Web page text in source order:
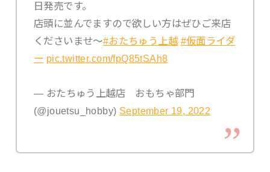
日発売です。
店頭に並んでますので欲しい方はぜひご来店
くださいませ〜#おたちゅう上越 #仮面ライダ
ー pic.twitter.com/fpQ85tSAh8
— おたちゅう上越店 おもちゃ部門
(@jouetsu_hobby) September 19, 2022